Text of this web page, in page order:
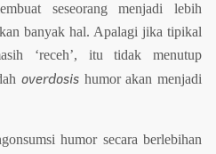
seseorang menjadi lebih
banyak hal. Apalagi jika tipikal
‘receh’, itu tidak menutup
overdosis humor akan menjadi
humor secara berlebihan